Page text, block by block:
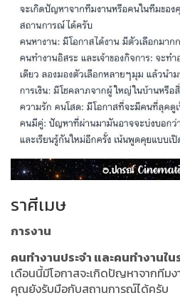
ราศีเมษ
การงาน
คนทำงานประจำ และคนทำงานใ
เดือนนี้มีโอกาสจะเกิดปัญหาจากทีม
คุณยังรับมือกับสถานการณ์ได้ครับ